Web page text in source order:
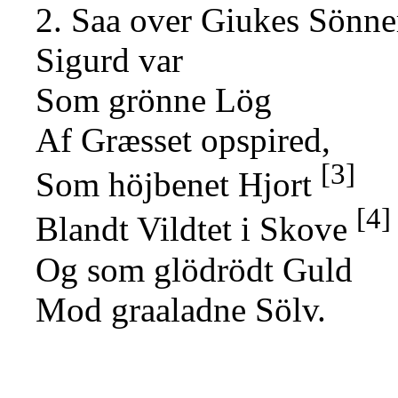
2. Saa over Giukes
Sigurd var
Som grönne Lög
Af Græsset opspired,
Som höjbenet Hjort [3]
Blandt Vildtet i Skove [4]
Og som glödrödt Guld
Mod graaladne Sölv.